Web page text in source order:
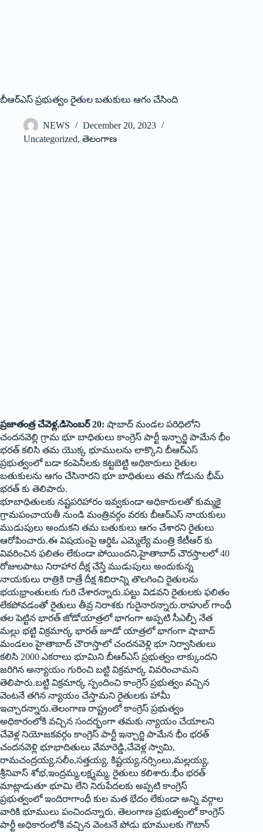
బీఆర్ఎస్ ప్రభుత్వం రైతుల బతుకులు ఆగం చేసింది
NEWS
December 20, 2023
Uncategorized, తెలంగాణ
ప్రజాతంత్ర చేవెళ్ల,డిసెంబర్ 20: షాబాద్ మండల పరిధిలోని
చందనవెల్లి గ్రామ భూ బాధితులు కాంగ్రెస్ పార్టీ ఇన్చార్జి పామేన భీం
భరత్ కలిసి తమ యొక్క భూములను లాక్కొని బీఆర్ఎస్
ప్రభుత్వంలో బడా కంపెనీలకు కట్టబెట్టి అధికారులు రైతుల
బతుకులను ఆగం చేసినారని భూ బాధితులు తమ గోడును భీమ్
భరత్ కు తెలిపారు.
భూబాధితులకు నష్టపరిహారం ఇవ్వకుండా అధికారులతో కుమ్మకై
గ్రామపంచాయతీ నుండి మంత్రివర్గం వరకు బీఆర్ఎస్ నాయకులు
ముడుపులు అందుకని తమ బతుకులు ఆగం చేశారని రైతులు
ఆరోపించారు.ఈ విషయంపై ఆర్డిఓ ఎమ్మెల్యే మంత్రి కేటీఆర్ కు
వివరించిన ఫలితం లేకుండా పోయిందని,హైతాబాద్ చౌరస్తాలలో 40
రోజులపాటు నిరాహార దీక్ష చేస్తే ముడుపులు అందుకున్న
నాయకులు రాత్రికి రాత్రే దీక్ష శిబిరాన్ని తొలగించి రైతులను
భయభ్రాంతులకు గురి చేశారన్నారు.పట్టు విడవని రైతులకు ఫలితం
లేకపోవడంతో రైతులు తీవ్ర నిరాశకు గురైనారన్నారు.రాహుల్ గాంధీ
తల పెట్టిన భారత్ జోడోయాత్రలో భాగంగా అప్పటి సీఎల్పీ నేత
మల్లు భట్టి విక్రమార్క భారత్ జూడో యాత్రలో భాగంగా షాబాద్
మండలం హైతాబాద్ చౌరాస్తాలో చందనవెళ్లి భూ నిర్వాసితులు
కలిసి 2000 ఎకరాలు భూమిని బీఆర్ఎస్ ప్రభుత్వం లాక్కుందని
జరిగిన అన్యాయం గురించి బట్టి విక్రమార్క వివరించామని
తెలిపారు.బట్టి విక్రమార్క స్పందించి కాంగ్రెస్ ప్రభుత్వం వచ్చిన
వెంటనే తగిన న్యాయం చేస్తామని రైతులకు హామీ
ఇచ్చారన్నారు.తెలంగాణ రాష్ట్రంలో కాంగ్రెస్ ప్రభుత్వం
అధికారంలోకి వచ్చిన సందర్భంగా తమకు న్యాయం చేయాలని
చేవెళ్ల నియోజకవర్గం కాంగ్రెస్ పార్టీ ఇన్చార్జి పామేన భీం భరత్
చందనవెళ్లి భూభాదితులు వేమారెడ్డి,చేవెళ్ల స్వామి,
రామచంద్రయ్య,సలీం,సత్తయ్య, కిష్టయ్య,నర్సింలు,మల్లయ్య,
శ్రీనివాస్ శోభ,ఇంద్రమ్మ,లక్ష్మమ్మ, రైతులు కలిశారు.భీం భరత్
మాట్లాడుతూ భూమి లేని నిరుపేదలకు అప్పటి కాంగ్రెస్
ప్రభుత్వంలో ఇందిరాగాంధీ కుల మత భేదం లేకుండా అన్ని వర్గాల
వారికి భూములు పంచిందన్నారు. తెలంగాణ ప్రభుత్వంలో కాంగ్రెస్
పార్టీ అధికారంలోకి వచ్చిన వెంటనే పోడు భూములకు గౌటాన్